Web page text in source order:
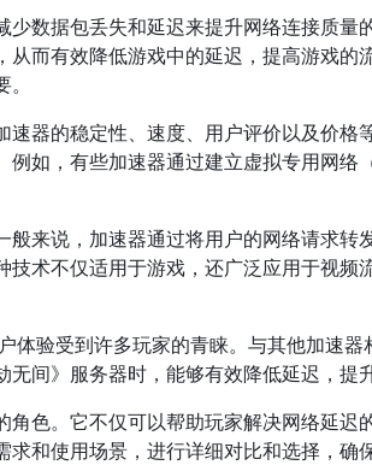
数据包丢失和延迟来提升网络连接质量
而有效降低游戏中的延迟，提高游戏的
器的稳定性、速度、用户评价以及价格
如，有些加速器通过建立虚拟专用网络
来说，加速器通过将用户的网络请求转
术不仅适用于游戏，还广泛应用于视频
体验受到许多玩家的青睐。与其他加速器
间》服务器时，能够有效降低延迟，提
色。它不仅可以帮助玩家解决网络延迟
和使用场景，进行详细对比和选择，确